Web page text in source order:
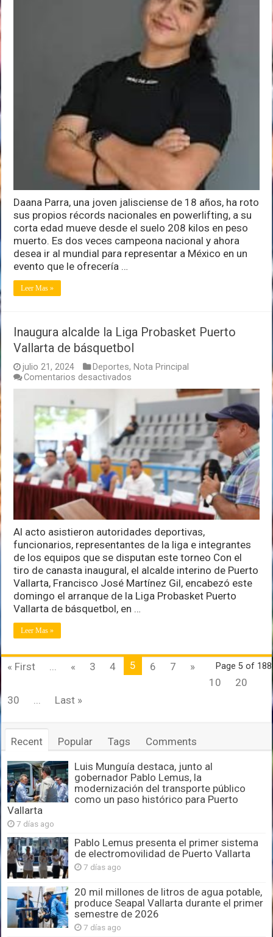
atleta
jaliscience
años
con
una
fuerza
mundial
de
Powerlifting
Daana Parra, una joven jalisciense de 18 años, ha roto
sus propios récords nacionales en powerlifting, a su
corta edad mueve desde el suelo 208 kilos en peso
muerto. Es dos veces campeona nacional y ahora
desea ir al mundial para representar a México en un
evento que le ofrecería …
Leer Mas »
Inaugura alcalde la Liga Probasket Puerto
Vallarta de básquetbol
julio 21, 2024 Deportes, Nota Principal
Comentarios desactivados
Inaugura
alcalde
Liga
Probasket
Puerto
Vallarta
de
básquetbol
Al acto asistieron autoridades deportivas,
funcionarios, representantes de la liga e integrantes
de los equipos que se disputan este torneo Con el
tiro de canasta inaugural, el alcalde interino de Puerto
Vallarta, Francisco José Martínez Gil, encabezó este
domingo el arranque de la Liga Probasket Puerto
Vallarta de básquetbol, en …
Leer Mas »
Page 5 of 188
« First « 3 4 5 6 7
»
10
20
30
Last »
Recent Popular Tags Comments
Luis Munguía destaca, junto al
gobernador Pablo Lemus, la
modernización del transporte público
como un paso histórico para Puerto
Vallarta
7 días ago
Pablo Lemus presenta el primer sistema
de electromovilidad de Puerto Vallarta
7 días ago
20 mil millones de litros de agua potable,
produce Seapal Vallarta durante el primer
semestre de 2026
7 días ago